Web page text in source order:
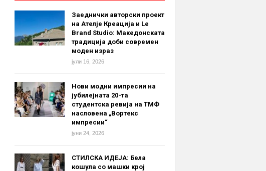
Заеднички авторски проект
на Ателје Креација и Le
Brand Studio: Македонската
традиција доби современ
моден израз
јули 16, 2026
Нови модни импресии на
јубилејната 20-та
студентска ревија на ТМФ
насловена „Вортекс
импресии“
јуни 24, 2026
СТИЛСКА ИДЕЈА: Бела
кошула со машки крој